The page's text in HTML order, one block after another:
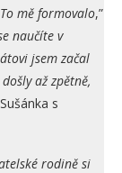
mě formovalo,”
naučíte v
jsem začal
až zpětně,
s
rodině si